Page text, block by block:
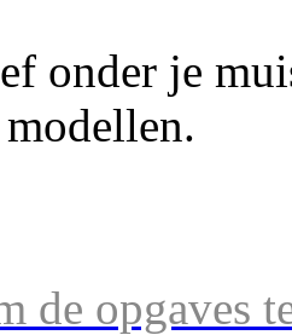
onder je
de opgaves